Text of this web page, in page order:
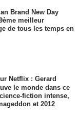
Brand New Day
meilleur
de tous les temps en
Netflix : Gerard
le monde dans ce
fiction intense,
et 2012